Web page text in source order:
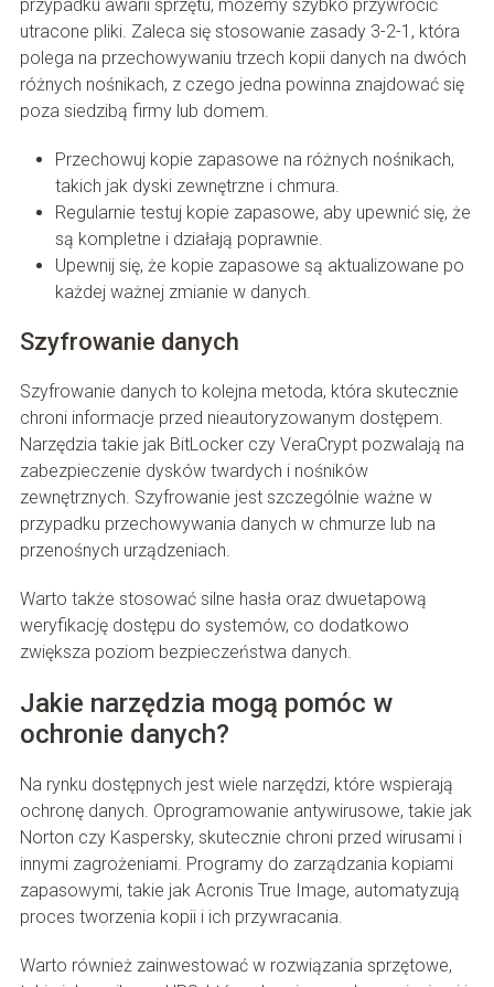
przypadku awarii sprzętu, możemy szybko przywrócić
utracone pliki. Zaleca się stosowanie zasady 3-2-1, która
polega na przechowywaniu trzech kopii danych na dwóch
różnych nośnikach, z czego jedna powinna znajdować się
poza siedzibą firmy lub domem.
Przechowuj kopie zapasowe na różnych nośnikach,
takich jak dyski zewnętrzne i chmura.
Regularnie testuj kopie zapasowe, aby upewnić się, że
są kompletne i działają poprawnie.
Upewnij się, że kopie zapasowe są aktualizowane po
każdej ważnej zmianie w danych.
Szyfrowanie danych
Szyfrowanie danych to kolejna metoda, która skutecznie
chroni informacje przed nieautoryzowanym dostępem.
Narzędzia takie jak BitLocker czy VeraCrypt pozwalają na
zabezpieczenie dysków twardych i nośników
zewnętrznych. Szyfrowanie jest szczególnie ważne w
przypadku przechowywania danych w chmurze lub na
przenośnych urządzeniach.
Warto także stosować silne hasła oraz dwuetapową
weryfikację dostępu do systemów, co dodatkowo
zwiększa poziom bezpieczeństwa danych.
Jakie narzędzia mogą pomóc w
ochronie danych?
Na rynku dostępnych jest wiele narzędzi, które wspierają
ochronę danych. Oprogramowanie antywirusowe, takie jak
Norton czy Kaspersky, skutecznie chroni przed wirusami i
innymi zagrożeniami. Programy do zarządzania kopiami
zapasowymi, takie jak Acronis True Image, automatyzują
proces tworzenia kopii i ich przywracania.
Warto również zainwestować w rozwiązania sprzętowe,